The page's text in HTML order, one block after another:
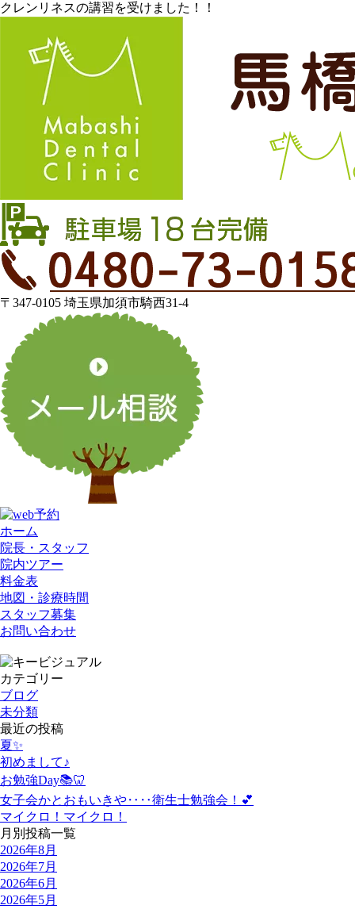
クレンリネスの講習を受けました！！
〒347-0105 埼玉県加須市騎西31-4
ホーム
院長・スタッフ
院内ツアー
料金表
地図・診療時間
スタッフ募集
お問い合わせ
カテゴリー
ブログ
未分類
最近の投稿
夏✨
初めまして♪
お勉強Day📚🦷
女子会かとおもいきや‥‥衛生士勉強会！💕
マイクロ！マイクロ！
月別投稿一覧
2026年8月
2026年7月
2026年6月
2026年5月